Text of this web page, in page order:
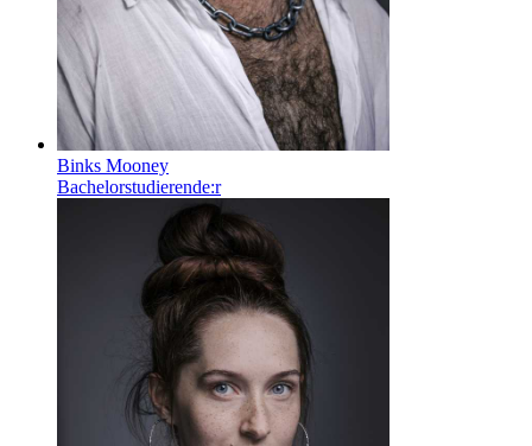
Binks Mooney
Bachelorstudierende:r